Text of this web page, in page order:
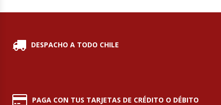
Sobadoras
Termos
DESPACHO A TODO CHILE
PAGA CON TUS TARJETAS DE CRÉDITO O DÉBITO